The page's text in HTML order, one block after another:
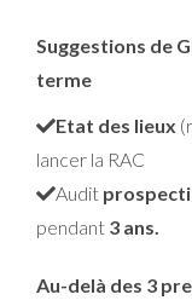
Suggestions de
terme
Etat des lieux
lancer la RAC
Audit
pendant 3 ans.
Au-delà des 3